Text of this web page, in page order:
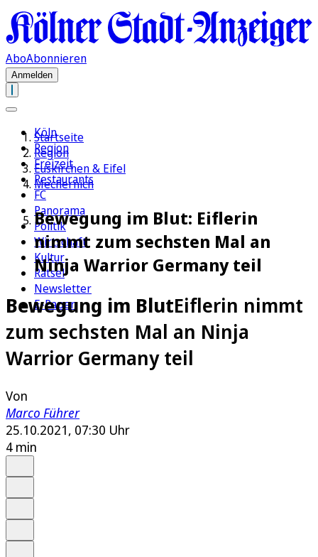
AboAbonnieren
Anmelden
Köln
Region
Freizeit
Restaurants
FC
Panorama
Politik
Wirtschaft
Kultur
Rätsel
Newsletter
E-Paper
Startseite
Region
Euskirchen & Eifel
Mechernich
Bewegung im Blut: Eiflerin
nimmt zum sechsten Mal an
Ninja Warrior Germany teil
Bewegung im BlutEiflerin nimmt
zum sechsten Mal an Ninja
Warrior Germany teil
Von
Marco Führer
25.10.2021, 07:30 Uhr
4 min